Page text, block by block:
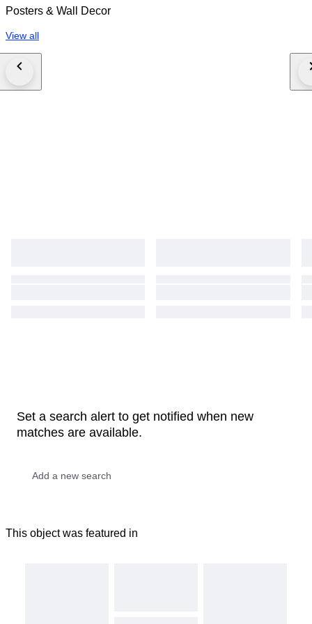
Posters & Wall Decor
View all
Set a search alert to get notified when new
matches are available.
This object was featured in